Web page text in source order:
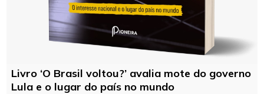
Livro ‘O Brasil voltou?’ avalia mote do governo
Lula e o lugar do país no mundo